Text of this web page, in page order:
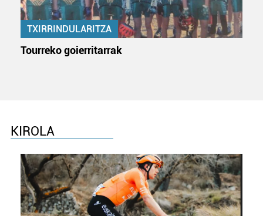
TXIRRINDULARITZA
Tourreko goierritarrak
KIROLA